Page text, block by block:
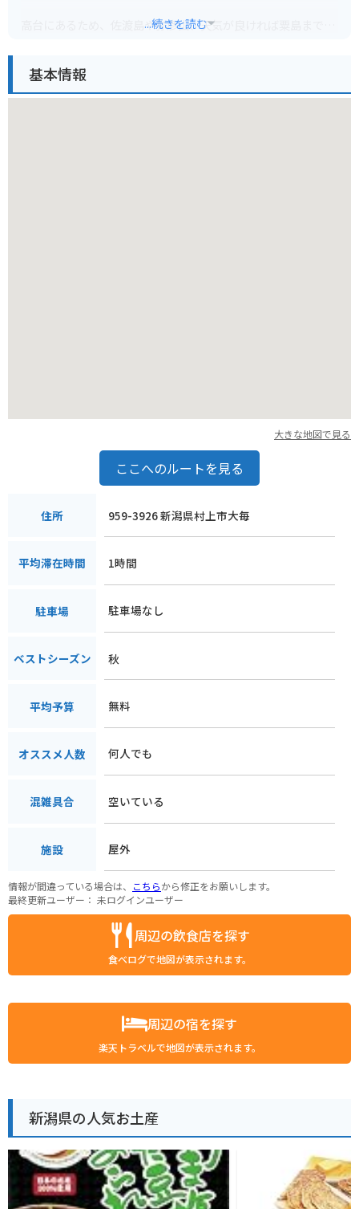
高台にあるため、佐渡島や弥彦山、天気が良ければ粟島までも
周辺には駐車場やトイレなどの施設も整っており、休憩スポッ
...続きを読む
基本情報
大きな地図で見る
ここへのルートを見る
住所 959-3926 新潟県村上市大毎
平均滞在時間 1時間
駐車場 駐車場なし
ベストシーズン 秋
平均予算 無料
オススメ人数 何人でも
混雑具合 空いている
施設 屋外
情報が間違っている場合は、 こちらから修正をお願いします。
最終更新ユーザー： 未ログインユーザー
周辺の飲食店を探す
食べログで地図が表示されます。
周辺の宿を探す
楽天トラベルで地図が表示されます。
新潟県の人気お土産